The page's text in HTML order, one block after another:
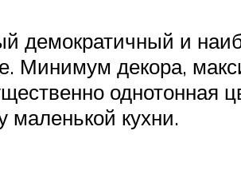
демократичный и
Минимум декора,
однотонная
маленькой кухни.